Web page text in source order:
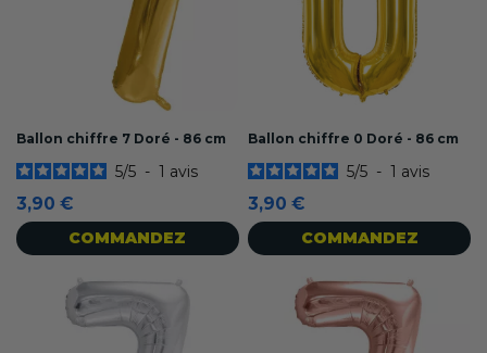
Ballon chiffre 7 Doré - 86 cm
5/5 - 1 avis
3,90 €
COMMANDEZ
Ballon chiffre 0 Doré - 86 cm
5/5 - 1 avis
3,90 €
COMMANDEZ